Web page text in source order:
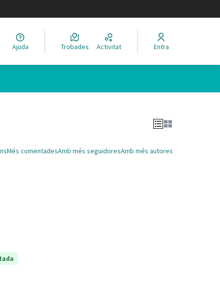
Elegir el idioma
Ajuda Trobades Activitat Entra
Més comentadesAmb més seguidoresAmb més autores